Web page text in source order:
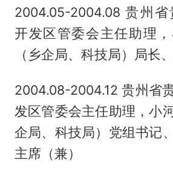
2004.05-2004.08 贵州
开发区管委会主任助理
（乡企局、科技局）局长
2004.08-2004.12 贵州省
发区管委会主任助理，小
企局、科技局）党组书记
主席（兼）